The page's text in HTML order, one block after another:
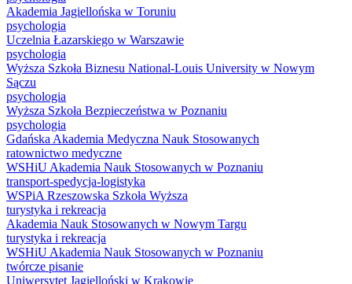
Akademia Jagiellońska w Toruniu
psychologia
Uczelnia Łazarskiego w Warszawie
psychologia
Wyższa Szkoła Biznesu National-Louis University w Nowym
Sączu
psychologia
Wyższa Szkoła Bezpieczeństwa w Poznaniu
psychologia
Gdańska Akademia Medyczna Nauk Stosowanych
ratownictwo medyczne
WSHiU Akademia Nauk Stosowanych w Poznaniu
transport-spedycja-logistyka
WSPiA Rzeszowska Szkoła Wyższa
turystyka i rekreacja
Akademia Nauk Stosowanych w Nowym Targu
turystyka i rekreacja
WSHiU Akademia Nauk Stosowanych w Poznaniu
twórcze pisanie
Uniwersytet Jagielloński w Krakowie